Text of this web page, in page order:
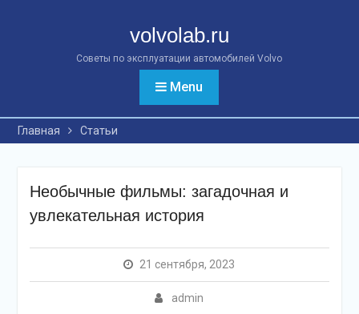
volvolab.ru
Советы по эксплуатации автомобилей Volvo
Menu
Главная Статьи
Необычные фильмы: загадочная и
увлекательная история
21 сентября, 2023
admin